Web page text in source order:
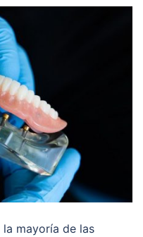
mayoría de las